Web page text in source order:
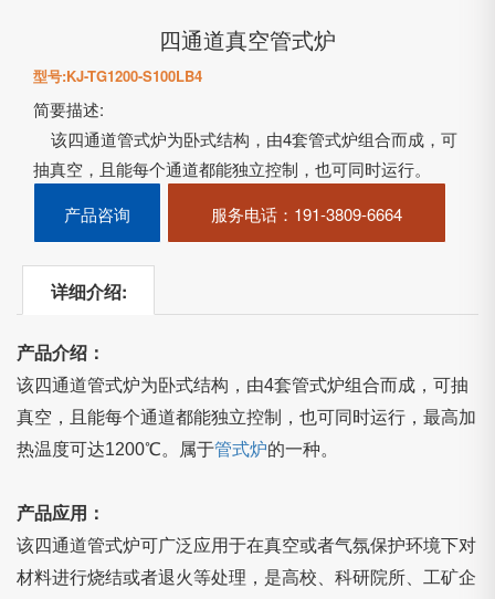
四通道真空管式炉
型号:KJ-TG1200-S100LB4
简要描述:
该四通道管式炉为卧式结构，由4套管式炉组合而成，可
抽真空，且能每个通道都能独立控制，也可同时运行。
产品咨询 服务电话：191-3809-6664
详细介绍:
产品介绍：
该四通道管式炉为卧式结构，由4套管式炉组合而成，可抽
真空，且能每个通道都能独立控制，也可同时运行，最高加
热温度可达1200℃。属于管式炉的一种。
产品应用：
该四通道管式炉可广泛应用于在真空或者气氛保护环境下对
材料进行烧结或者退火等处理，是高校、科研院所、工矿企